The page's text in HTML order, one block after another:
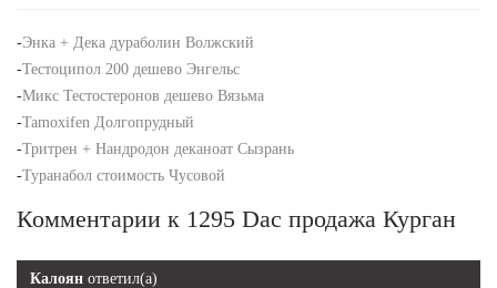
-Энка + Дека дураболин Волжский
-Тестоципол 200 дешево Энгельс
-Микс Тестостеронов дешево Вязьма
-Tamoxifen Долгопрудный
-Тритрен + Нандродон деканоат Сызрань
-Туранабол стоимость Чусовой
Комментарии к 1295 Dac продажа Курган
Калоян ответил(а)